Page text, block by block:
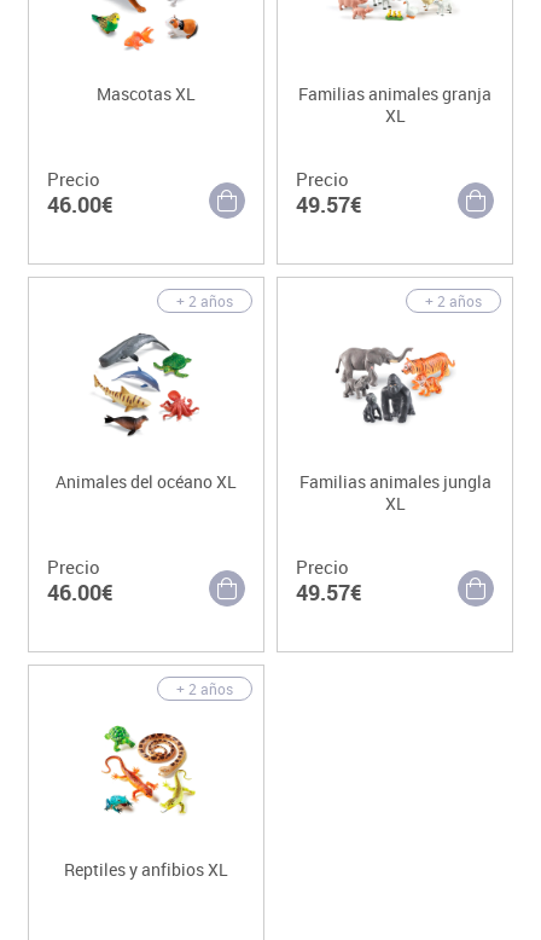
Mascotas XL
Precio
46.00€
Familias animales granja
XL
Precio
49.57€
+ 2 años
Animales del océano XL
Precio
46.00€
+ 2 años
Familias animales jungla
XL
Precio
49.57€
+ 2 años
Reptiles y anfibios XL